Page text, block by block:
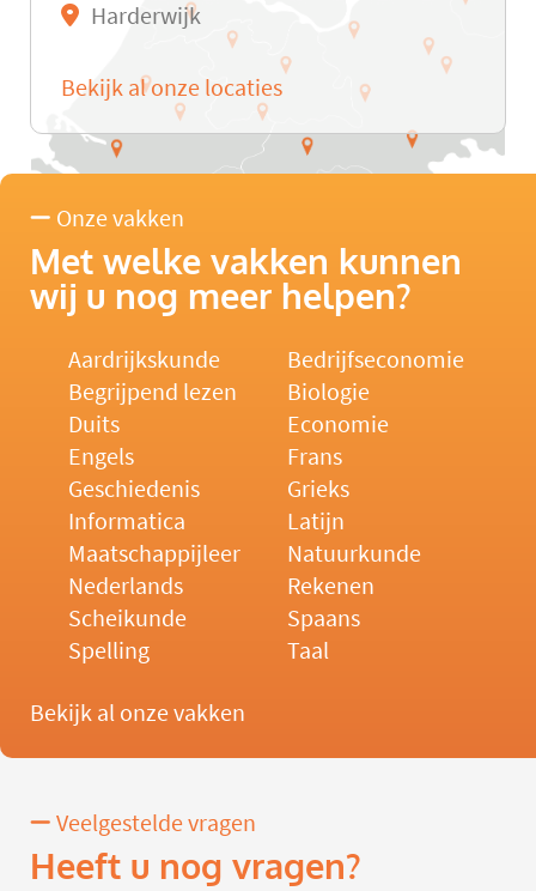
Harderwijk
Bekijk al onze locaties
Onze vakken
Met welke vakken kunnen
wij u nog meer helpen?
Aardrijkskunde
Bedrijfseconomie
Begrijpend lezen
Biologie
Duits
Economie
Engels
Frans
Geschiedenis
Grieks
Informatica
Latijn
Maatschappijleer
Natuurkunde
Nederlands
Rekenen
Scheikunde
Spaans
Spelling
Taal
Bekijk al onze vakken
Veelgestelde vragen
Heeft u nog vragen?